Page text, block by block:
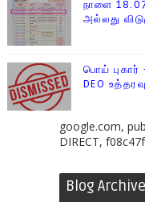
நாளை
அல்லது
பொய் புகார்
DEO உத்தரவு
google.com,
DIRECT,
Blog Archive